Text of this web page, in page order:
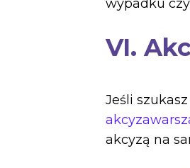
wypadku
VI.
Jeśli
akcyzą na